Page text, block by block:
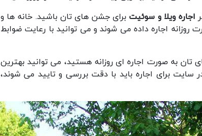
اجاره ویلا و سوئیتبرای جشن های تان باشید. خانه ها و
اجاره داده می شوند و می توانید با رعایت ضوابط
تان به صورت اجاره ای روزانه هستید، می توانید بهترین
برای اجاره باید با دقت بررسی و تایید می شوند،